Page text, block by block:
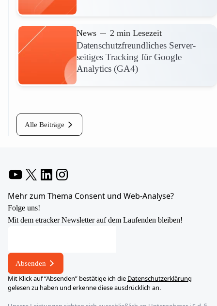
News 2 min Lesezeit
Datenschutzfreundliches Server-
seitiges Tracking für Google
Analytics (GA4)
Alle Beiträge
Mehr zum Thema Consent und Web-Analyse?
Folge uns!
Mit dem etracker Newsletter auf dem Laufenden bleiben!
Adresse
E-
Mail-
Absenden
Mit Klick auf “Absenden” bestätige ich die Datenschutzerklärung
gelesen zu haben und erkenne diese ausdrücklich an.